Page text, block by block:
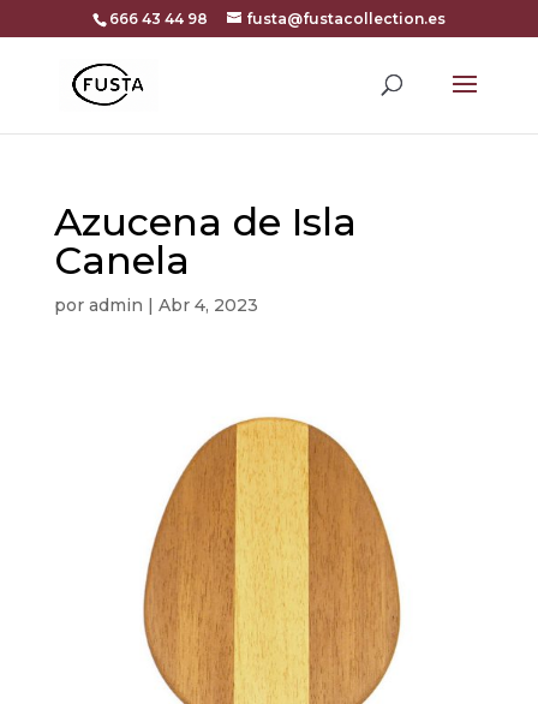
666 43 44 98 fusta@fustacollection.es
Azucena de Isla
Canela
por admin | Abr 4, 2023